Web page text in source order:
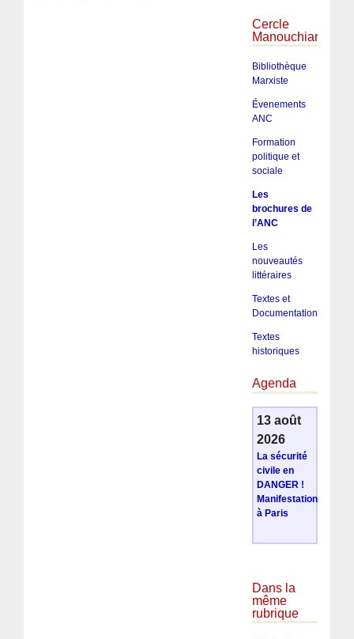
Cercle
Manouchian
Bibliothèque
Marxiste
Évenements
ANC
Formation
politique et
sociale
Les
brochures de
l’ANC
Les
nouveautés
littéraires
Textes et
Documentation
Textes
historiques
Agenda
13 août
2026
La sécurité
civile en
DANGER !
Manifestation
à Paris
Dans la
même
rubrique